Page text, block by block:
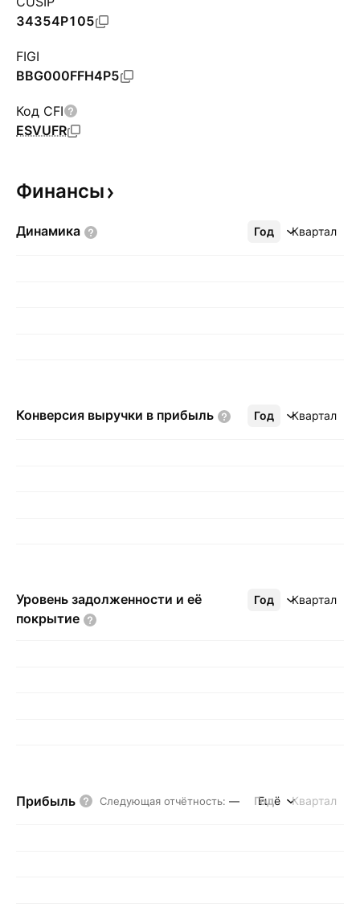
34354P105
FIGI
BBG000FFH4P5
Код CFI
ESVUFR
Финансы
Динамика Год Квартал
Ещё
Конверсия выручки в прибыль Год Квартал
Ещё
Уровень задолженности и её
покрытие
Год Квартал
Ещё
Прибыль Следующая отчётность: — Год Квартал
Ещё